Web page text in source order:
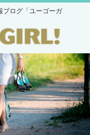
ブログ「ユーゴーガ